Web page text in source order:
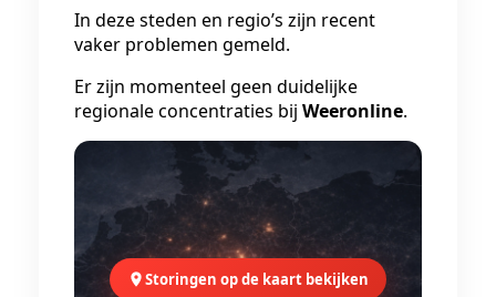
In deze steden en regio’s zijn recent
vaker problemen gemeld.
Er zijn momenteel geen duidelijke
regionale concentraties bij Weeronline.
Storingen op de kaart bekijken